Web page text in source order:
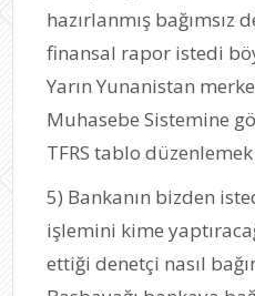
hazırlanmış bağımsız
finansal rapor istedi
Yarın Yunanistan
Muhasebe Sistemine
TFRS tablo
5) Bankanın bizden
işlemini kime
ettiği denetçi nasıl